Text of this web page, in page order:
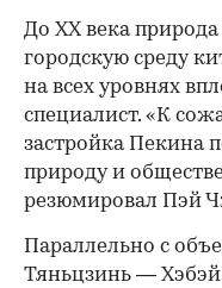
До XX века
городскую среду
на всех уровнях
специалист. «К
застройка Пекина
природу и
резюмировал Пэй
Параллельно с
Тяньцзинь —